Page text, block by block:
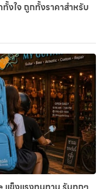
งใจ ถูกทั้งราคาสำหรับ